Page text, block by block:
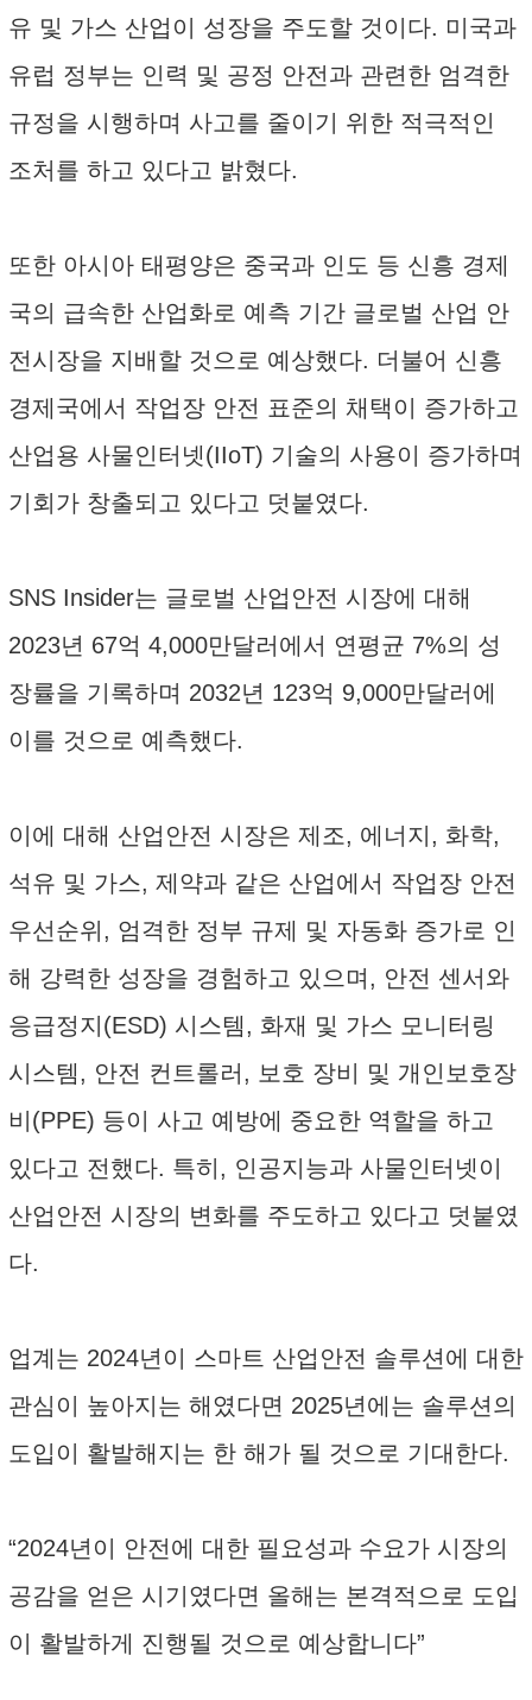
유 및 가스 산업이 성장을 주도할 것이다. 미국과
유럽 정부는 인력 및 공정 안전과 관련한 엄격한
규정을 시행하며 사고를 줄이기 위한 적극적인
조처를 하고 있다고 밝혔다.
또한 아시아 태평양은 중국과 인도 등 신흥 경제
국의 급속한 산업화로 예측 기간 글로벌 산업 안
전시장을 지배할 것으로 예상했다. 더불어 신흥
경제국에서 작업장 안전 표준의 채택이 증가하고
산업용 사물인터넷(IIoT) 기술의 사용이 증가하며
기회가 창출되고 있다고 덧붙였다.
SNS Insider는 글로벌 산업안전 시장에 대해
2023년 67억 4,000만달러에서 연평균 7%의 성
장률을 기록하며 2032년 123억 9,000만달러에
이를 것으로 예측했다.
이에 대해 산업안전 시장은 제조, 에너지, 화학,
석유 및 가스, 제약과 같은 산업에서 작업장 안전
우선순위, 엄격한 정부 규제 및 자동화 증가로 인
해 강력한 성장을 경험하고 있으며, 안전 센서와
응급정지(ESD) 시스템, 화재 및 가스 모니터링
시스템, 안전 컨트롤러, 보호 장비 및 개인보호장
비(PPE) 등이 사고 예방에 중요한 역할을 하고
있다고 전했다. 특히, 인공지능과 사물인터넷이
산업안전 시장의 변화를 주도하고 있다고 덧붙였
다.
업계는 2024년이 스마트 산업안전 솔루션에 대한
관심이 높아지는 해였다면 2025년에는 솔루션의
도입이 활발해지는 한 해가 될 것으로 기대한다.
“2024년이 안전에 대한 필요성과 수요가 시장의
공감을 얻은 시기였다면 올해는 본격적으로 도입
이 활발하게 진행될 것으로 예상합니다”